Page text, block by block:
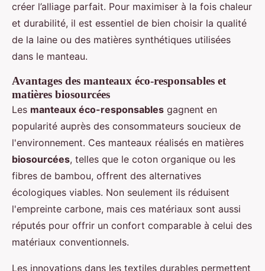
créer l’alliage parfait. Pour maximiser à la fois chaleur
et durabilité, il est essentiel de bien choisir la qualité
de la laine ou des matières synthétiques utilisées
dans le manteau.
Avantages des manteaux éco-responsables et
matières biosourcées
Les manteaux éco-responsables gagnent en
popularité auprès des consommateurs soucieux de
l'environnement. Ces manteaux réalisés en matières
biosourcées, telles que le coton organique ou les
fibres de bambou, offrent des alternatives
écologiques viables. Non seulement ils réduisent
l'empreinte carbone, mais ces matériaux sont aussi
réputés pour offrir un confort comparable à celui des
matériaux conventionnels.
Les innovations dans les textiles durables permettent